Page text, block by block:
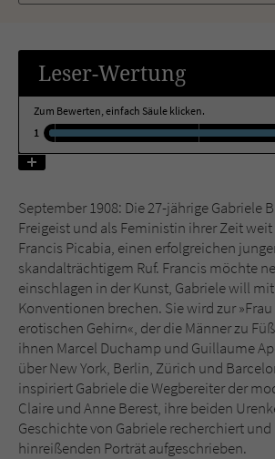
Leser-Wertung
Zum Bewerten, einfach Säule klicken.
1
September 1908: Die 27-jährige Gabriele
Freigeist und als Feministin ihrer Zeit
Francis Picabia, einen erfolgreichen
skandalträchtigem Ruf. Francis möchte
einschlagen in der Kunst, Gabriele will
Konventionen brechen. Sie wird zur
erotischen Gehirn«, der die Männer zu
ihnen Marcel Duchamp und Guillaume
über New York, Berlin, Zürich und
inspiriert Gabriele die Wegbereiter der
Claire und Anne Berest, ihre beiden
Geschichte von Gabriele recherchiert
hinreißenden Porträt aufgeschrieben.
Anbieter Literatur-Couch Medien
Laufzeit 1 Jahr
Zweck
Name fe_typo_user
Anbieter Literatur-Couch Medien
Laufzeit Session
Zweck
Dieses Cookie gewährleistet
Kommunikation der
Benutzer. Es wird benötigt
Sicherheitscode des
überprüfen.